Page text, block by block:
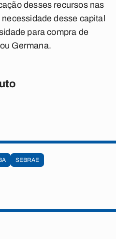
desses recursos nas
desse capital
para compra de
Germana.
SEBRAE